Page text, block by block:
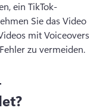
ein TikTok-
Sie das Video
mit Voiceovers
zu vermeiden.